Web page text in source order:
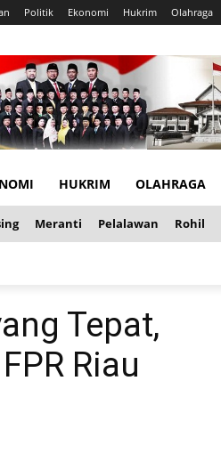
Politik Ekonomi Hukrim Olahraga
HUKRIM OLAHRAGA
Meranti Pelalawan Rohil
Tepat,
Riau